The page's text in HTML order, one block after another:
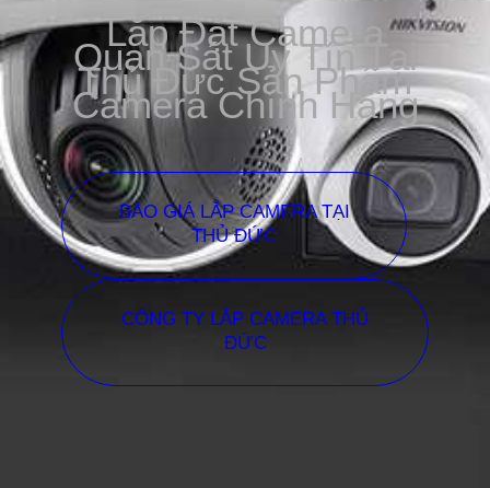
Lắp Đặt Camera
Quan Sát Uy Tín Tại
Thủ Đức Sản Phẩm
Camera Chính Hãng
BÁO GIÁ LẮP CAMERA TẠI
THỦ ĐỨC
CÔNG TY LẮP CAMERA THỦ
ĐỨC